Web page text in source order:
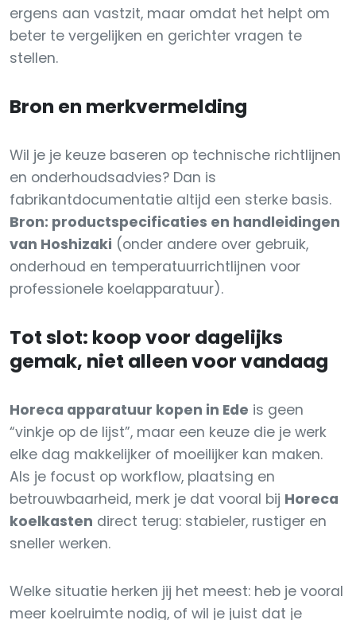
ergens aan vastzit, maar omdat het helpt om
beter te vergelijken en gerichter vragen te
stellen.
Bron en merkvermelding
Wil je je keuze baseren op technische richtlijnen
en onderhoudsadvies? Dan is
fabrikantdocumentatie altijd een sterke basis.
Bron: productspecificaties en handleidingen
van Hoshizaki (onder andere over gebruik,
onderhoud en temperatuurrichtlijnen voor
professionele koelapparatuur).
Tot slot: koop voor dagelijks
gemak, niet alleen voor vandaag
Horeca apparatuur kopen in Ede is geen
“vinkje op de lijst”, maar een keuze die je werk
elke dag makkelijker of moeilijker kan maken.
Als je focust op workflow, plaatsing en
betrouwbaarheid, merk je dat vooral bij Horeca
koelkasten direct terug: stabieler, rustiger en
sneller werken.
Welke situatie herken jij het meest: heb je vooral
meer koelruimte nodig, of wil je juist dat je